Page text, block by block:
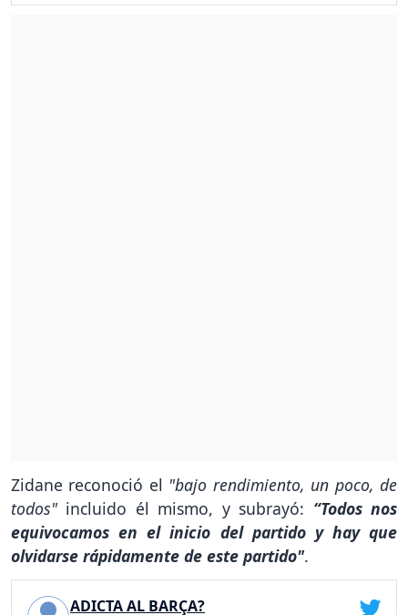
Zidane reconoció el "bajo rendimiento, un poco, de
todos"incluido él mismo, y subrayó: “Todos nos
equivocamos en el inicio del partido y hay que
olvidarse rápidamente de este partido".
ADICTA AL BARÇA?